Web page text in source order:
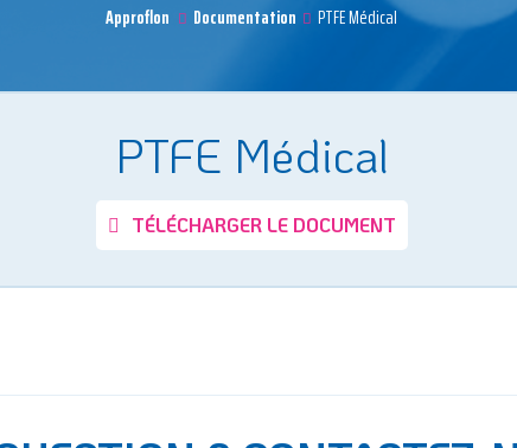
Approflon Documentation PTFE Médical
PTFE Médical
TÉLÉCHARGER LE DOCUMENT